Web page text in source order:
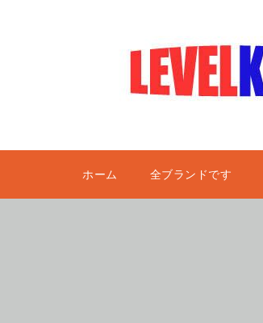
ホーム 全ブランドです